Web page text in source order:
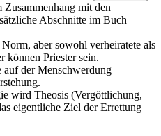
Zusammenhang mit den
Abschnitte im Buch
aber sowohl verheiratete als
können Priester sein.
der Menschwerdung
wird Theosis (Vergöttlichung,
eigentliche Ziel der Errettung